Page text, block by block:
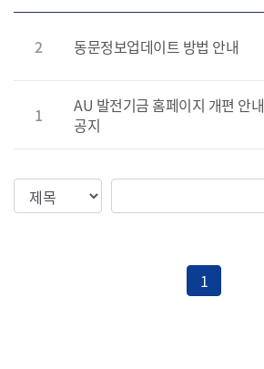
2 동문정보업데이트 방법 안내
1
AU 발전기금 홈페이지 개편 안내
공지
검색조건 검색값
1